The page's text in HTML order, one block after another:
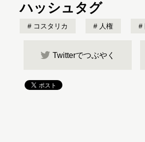
ハッシュタグ
コスタリカ 人権
Twitterでつぶやく